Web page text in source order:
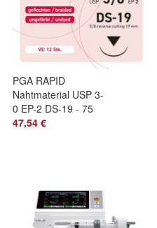
PGA RAPID
Nahtmaterial USP 3-
0 EP-2 DS-19 - 75
47,54 €